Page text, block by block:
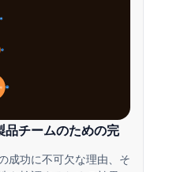
4
7
20
品チームのための完
成功に不可欠な理由、そ